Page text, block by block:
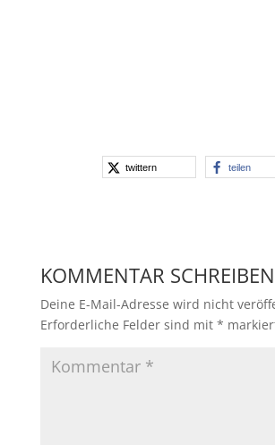
twittern teilen
KOMMENTAR SCHREIBEN
Deine E-Mail-Adresse wird nicht
Erforderliche Felder sind mit *